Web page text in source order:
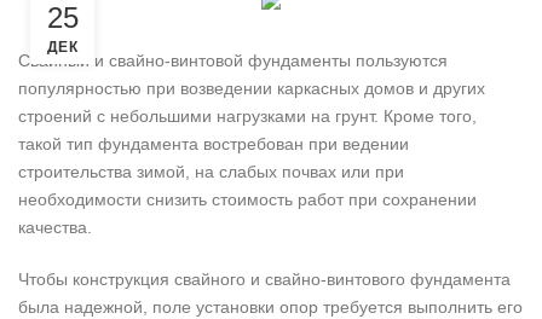
25
ДЕК
Свайный и свайно-винтовой фундаменты пользуются
популярностью при возведении каркасных домов и других
строений с небольшими нагрузками на грунт. Кроме того,
такой тип фундамента востребован при ведении
строительства зимой, на слабых почвах или при
необходимости снизить стоимость работ при сохранении
качества.
Чтобы конструкция свайного и свайно-винтового фундамента
была надежной, поле установки опор требуется выполнить его